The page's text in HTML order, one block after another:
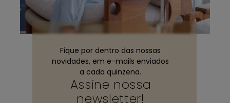
Fique por dentro das nossas
novidades, em e-mails enviados
a cada quinzena.
Assine nossa
newsletter!